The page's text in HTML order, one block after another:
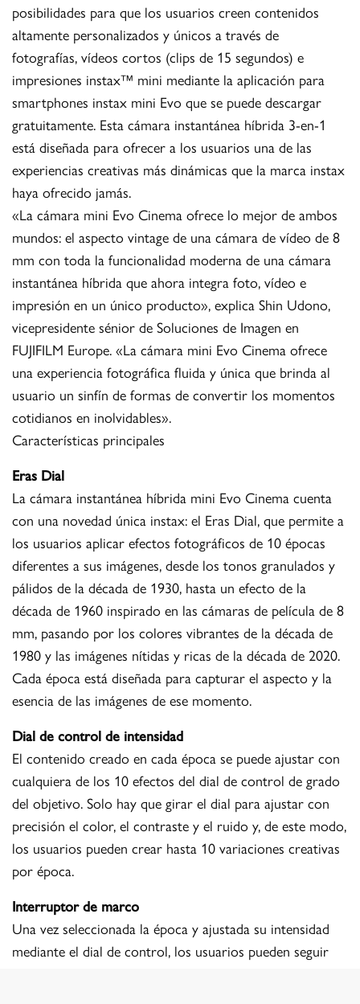
posibilidades para que los usuarios creen contenidos
altamente personalizados y únicos a través de
fotografías, vídeos cortos (clips de 15 segundos) e
impresiones instax™ mini mediante la aplicación para
smartphones instax mini Evo que se puede descargar
gratuitamente. Esta cámara instantánea híbrida 3-en-1
está diseñada para ofrecer a los usuarios una de las
experiencias creativas más dinámicas que la marca instax
haya ofrecido jamás.
«La cámara mini Evo Cinema ofrece lo mejor de ambos
mundos: el aspecto vintage de una cámara de vídeo de 8
mm con toda la funcionalidad moderna de una cámara
instantánea híbrida que ahora integra foto, vídeo e
impresión en un único producto», explica Shin Udono,
vicepresidente sénior de Soluciones de Imagen en
FUJIFILM Europe. «La cámara mini Evo Cinema ofrece
una experiencia fotográfica fluida y única que brinda al
usuario un sinfín de formas de convertir los momentos
cotidianos en inolvidables».
Características principales
Eras Dial
La cámara instantánea híbrida mini Evo Cinema cuenta
con una novedad única instax: el Eras Dial, que permite a
los usuarios aplicar efectos fotográficos de 10 épocas
diferentes a sus imágenes, desde los tonos granulados y
pálidos de la década de 1930, hasta un efecto de la
década de 1960 inspirado en las cámaras de película de 8
mm, pasando por los colores vibrantes de la década de
1980 y las imágenes nítidas y ricas de la década de 2020.
Cada época está diseñada para capturar el aspecto y la
esencia de las imágenes de ese momento.
Dial de control de intensidad
El contenido creado en cada época se puede ajustar con
cualquiera de los 10 efectos del dial de control de grado
del objetivo. Solo hay que girar el dial para ajustar con
precisión el color, el contraste y el ruido y, de este modo,
los usuarios pueden crear hasta 10 variaciones creativas
por época.
Interruptor de marco
Una vez seleccionada la época y ajustada su intensidad
mediante el dial de control, los usuarios pueden seguir